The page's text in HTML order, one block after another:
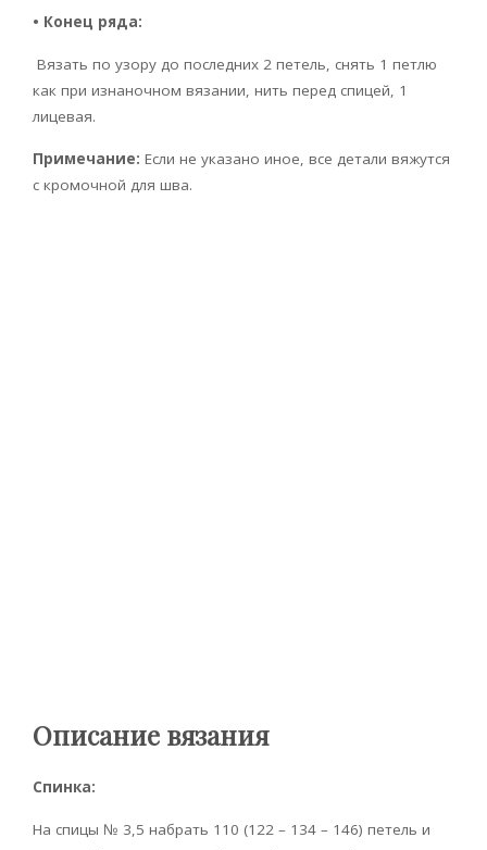
• Конец ряда:
Вязать по узору до последних 2 петель, снять 1 петлю
как при изнаночном вязании, нить перед спицей, 1
лицевая.
Примечание: Если не указано иное, все детали вяжутся
с кромочной для шва.
Описание вязания
Спинка:
На спицы № 3,5 набрать 110 (122 – 134 – 146) петель и